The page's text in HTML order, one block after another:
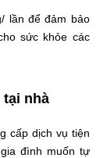
lần để đảm bảo
sức khỏe các
nhà
cấp dịch vụ tiện
đình muốn tự